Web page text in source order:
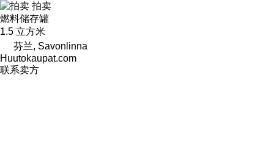
拍卖
燃料储存罐
1.5 立方米
芬兰, Savonlinna
Huutokaupat.com
联系卖方